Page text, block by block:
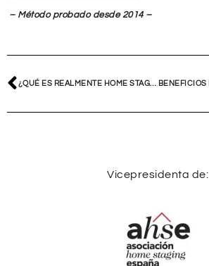
– Método probado desde 2014 –
¿QUÉ ES REALMENTE HOME STAGING? LA VERDAD DEL MÉTODO VYA
Vicepresidenta de: